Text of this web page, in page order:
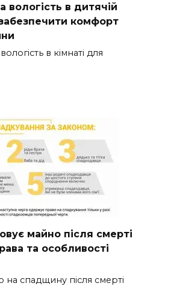
вологість в дитячій
забезпечити комфорт
в кімнаті для
майно після смерті
та особливості
на спадщину після смерті